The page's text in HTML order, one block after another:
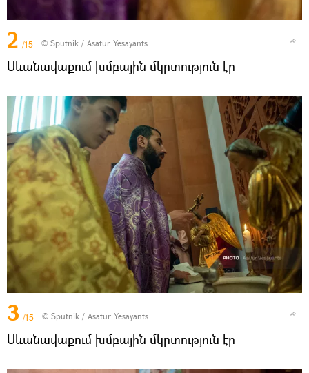
2 /15 © Sputnik / Asatur Yesayants
Սևանավաքում խմբային մկրտություն էր
3 /15 © Sputnik / Asatur Yesayants
Սևանավաքում խմբային մկրտություն էր